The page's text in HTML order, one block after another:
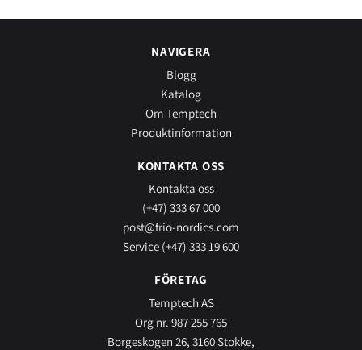
NAVIGERA
Blogg
Katalog
Om Temptech
Produktinformation
KONTAKTA OSS
Kontakta oss
(+47) 333 67 000
post@frio-nordics.com
Service (+47) 333 19 600
FÖRETAG
Temptech AS
Org nr. 987 255 765
Borgeskogen 26, 3160 Stokke,